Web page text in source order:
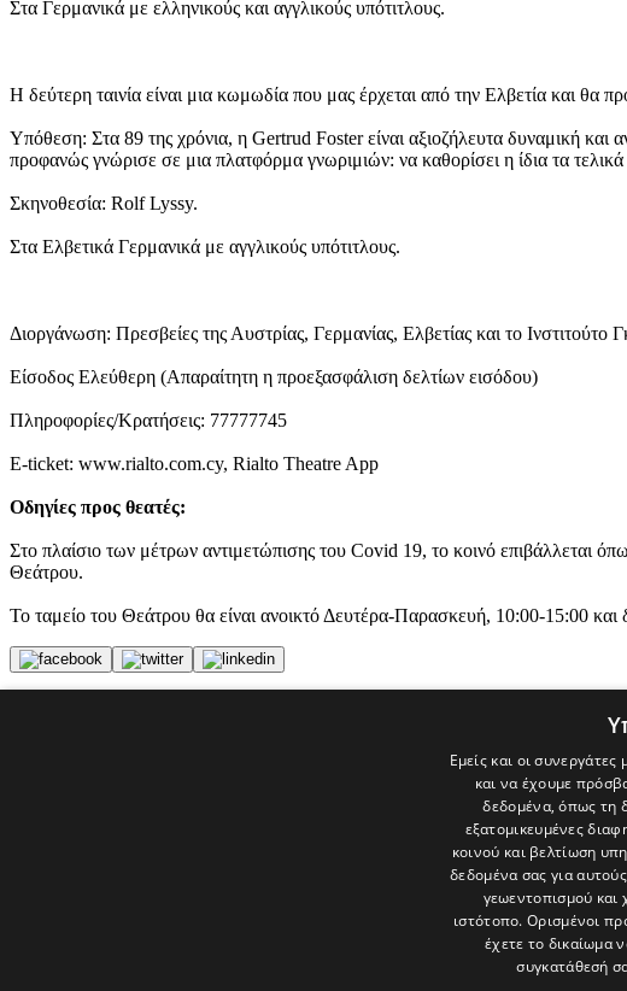
Στα Γερμανικά με ελληνικούς και αγγλικούς υπότιτλους.
Η δεύτερη ταινία είναι μια κωμωδία που μας έρχεται από την Ελβετία και θα
Υπόθεση: Στα 89 της χρόνια, η Gertrud Foster είναι αξιοζήλευτα δυναμική
προφανώς γνώρισε σε μια πλατφόρμα γνωριμιών: να καθορίσει η ίδια τα
Σκηνοθεσία: Rolf Lyssy.
Στα Ελβετικά Γερμανικά με αγγλικούς υπότιτλους.
Διοργάνωση: Πρεσβείες της Αυστρίας, Γερμανίας, Ελβετίας και το Ινστιτούτο
Είσοδος Ελεύθερη (Απαραίτητη η προεξασφάλιση δελτίων εισόδου)
Πληροφορίες/Κρατήσεις: 77777745
E-ticket: www.rialto.com.cy, Rialto Theatre App
Οδηγίες προς θεατές:
Στο πλαίσιο των μέτρων αντιμετώπισης του Covid 19, το κοινό επιβάλλεται
Θεάτρου.
Το ταμείο του Θεάτρου θα είναι ανοικτό Δευτέρα-Παρασκευή, 10:00-15:00
Εμείς και οι
και να έχουμε
δεδομένα, όπως τη
εξατομικευμένες
κοινού και βελτίωση
δεδομένα σας για
γεωεντοπισμού και
ιστότοπο. Ορισμένοι
έχετε το δικαίωμα
συγκατάθεσή